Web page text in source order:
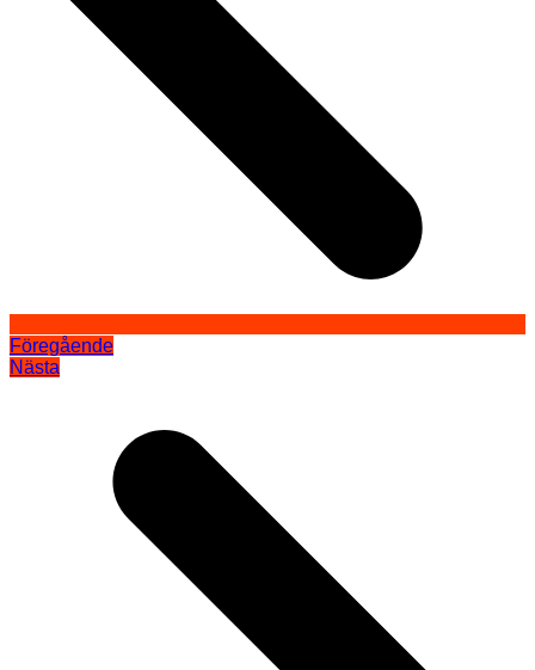
Föregående
Nästa